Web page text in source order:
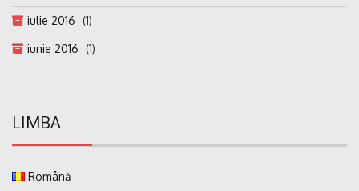
iulie 2016 (1)
iunie 2016 (1)
LIMBA
Română